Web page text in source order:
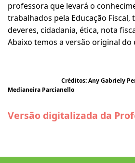
professora que levará o
trabalhados pela Educação Fiscal,
deveres, cidadania, ética, nota
Abaixo temos a versão original do
Créditos: Any Gabriely Perez
Medianeira Parcianello
Versão digitalizada da